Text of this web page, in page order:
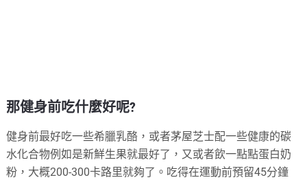
那健身前吃什麼好呢?
健身前最好吃一些希臘乳酪，或者茅屋芝士配一些健康的碳
水化合物例如是新鮮生果就最好了，又或者飲一點點蛋白奶
粉，大概200-300卡路里就夠了。吃得在運動前預留45分鐘